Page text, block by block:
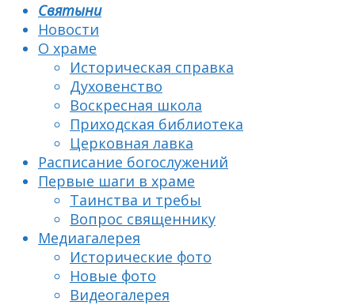
Святыни
Новости
О храме
Историческая справка
Духовенство
Воскресная школа
Приходская библиотека
Церковная лавка
Расписание богослужений
Первые шаги в храме
Таинства и требы
Вопрос священнику
Медиагалерея
Исторические фото
Новые фото
Видеогалерея